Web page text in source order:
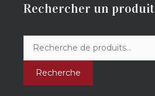
Rechercher un produit
pour :
Recherche